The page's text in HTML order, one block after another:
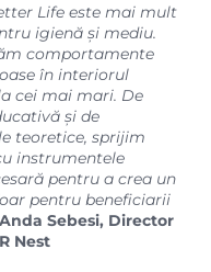
Life este mai mult
igienă și mediu.
comportamente
în interiorul
cei mai mari. De
și de
teoretice, sprijim
instrumentele
pentru a crea un
pentru beneficiarii
Sebesi, Director
Nest